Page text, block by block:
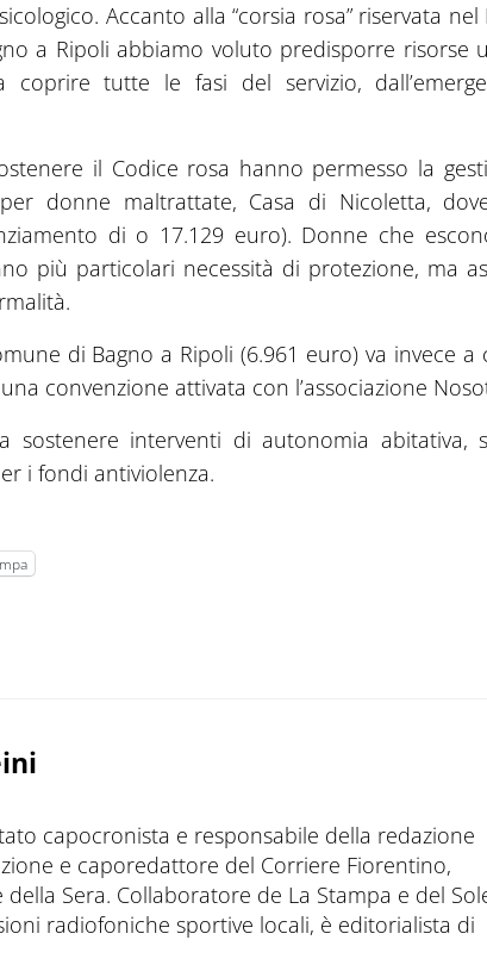
Accanto alla “corsia rosa” riservata
a Ripoli abbiamo voluto predisporre risorse
tutte le fasi del servizio,
il Codice rosa hanno permesso la
donne maltrattate, Casa di Nicoletta,
di o 17.129 euro). Donne che
più particolari necessità di protezione, ma
di Bagno a Ripoli (6.961 euro) va invece a
convenzione attivata con l’associazione
sostenere interventi di autonomia abitativa,
i fondi antiviolenza.
capocronista e responsabile della redazione
e caporedattore del Corriere Fiorentino,
Sera. Collaboratore de La Stampa e del
radiofoniche sportive locali, è editorialista di